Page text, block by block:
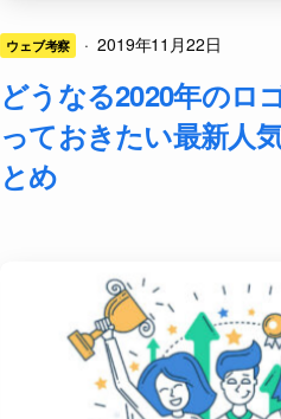
ウェブ考察 · 2019年11月22日
どうなる2020年のロ
っておきたい最新人
とめ